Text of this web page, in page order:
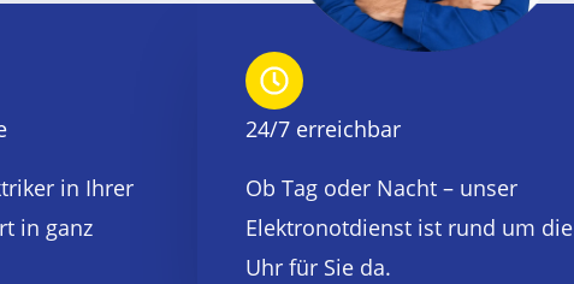
in Ihrer
in ganz
24/7 erreichbar
Ob Tag oder Nacht – unser
Elektronotdienst ist rund um die
Uhr für Sie da.